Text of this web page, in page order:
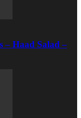
– Haad Salad –